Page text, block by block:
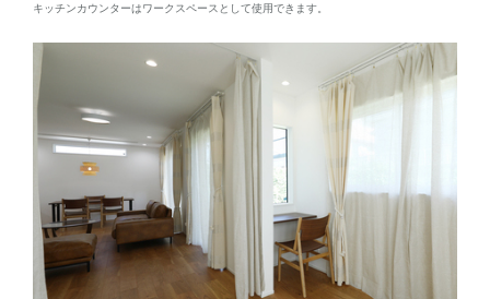
キッチンカウンターはワークスペースとして使用できます。